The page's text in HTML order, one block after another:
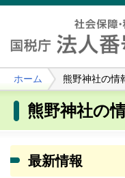
ホーム 熊野神社の情
熊野神社の
最新情報